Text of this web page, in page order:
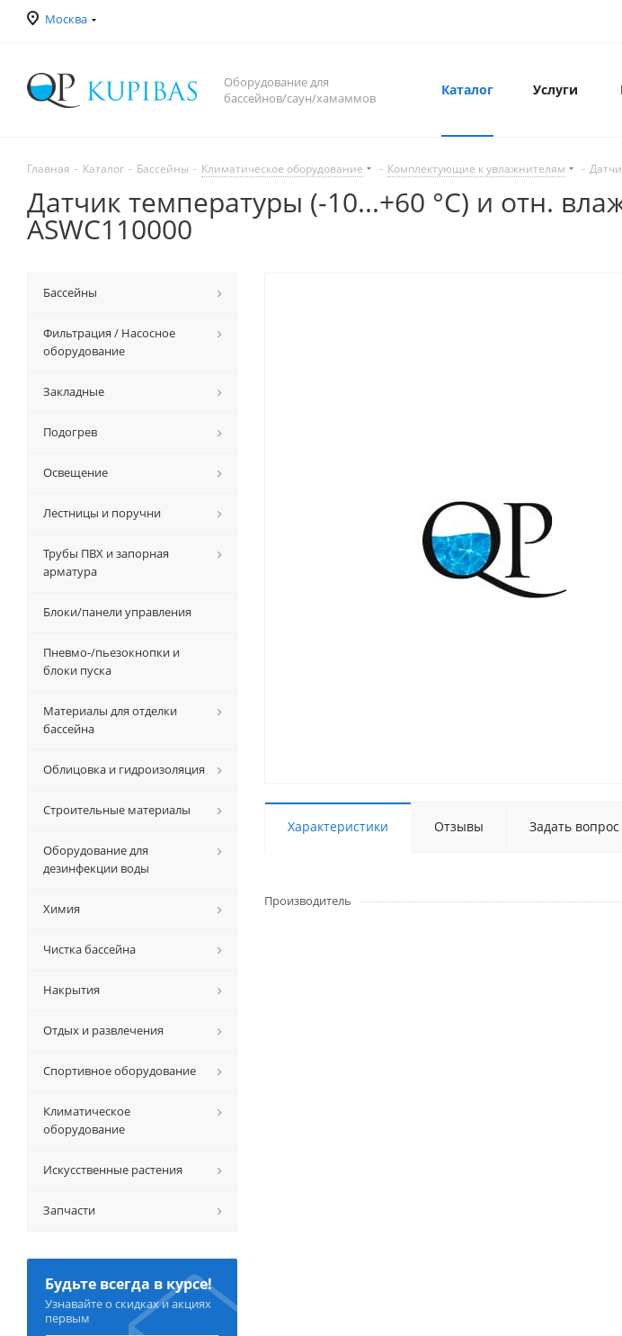
Москва
Оборудование для
бассейнов/саун/хамаммов
Каталог Услуги
Главная - Каталог - Бассейны - Климатическое оборудование - Комплектующие к увлажнителям -
Датчик температуры (-10...+60 °C) и отн.
ASWC110000
Характеристики Отзывы Задать вопрос
Производитель
Бассейны
Фильтрация / Насосное
оборудование
Закладные
Подогрев
Освещение
Лестницы и поручни
Трубы ПВХ и запорная
арматура
Блоки/панели управления
Пневмо-/пьезокнопки и
блоки пуска
Материалы для отделки
бассейна
Облицовка и гидроизоляция
Строительные материалы
Оборудование для
дезинфекции воды
Химия
Чистка бассейна
Накрытия
Отдых и развлечения
Спортивное оборудование
Климатическое
оборудование
Искусственные растения
Запчасти
Будьте всегда в курсе!
Узнавайте о скидках и акциях
первым